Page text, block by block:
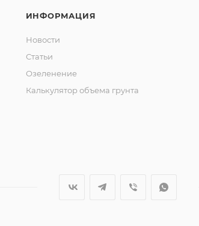
ИНФОРМАЦИЯ
Новости
Статьи
Озеленение
Калькулятор объема грунта